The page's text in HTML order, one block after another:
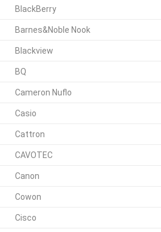
BlackBerry
Barnes&Noble Nook
Blackview
BQ
Cameron Nuflo
Casio
Cattron
CAVOTEC
Canon
Cowon
Cisco